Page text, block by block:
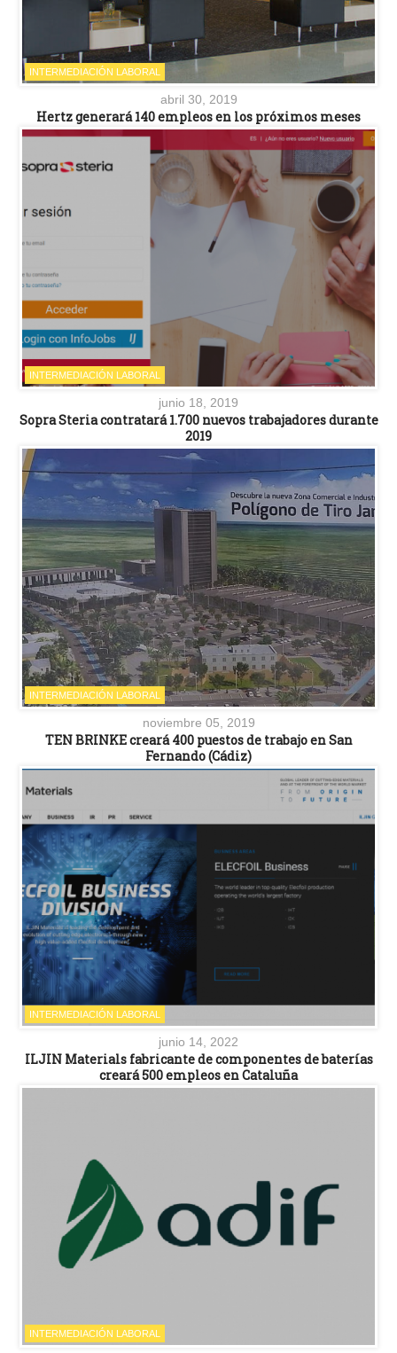
INTERMEDIACIÓN LABORAL
abril 30, 2019
Hertz generará 140 empleos en los próximos meses
INTERMEDIACIÓN LABORAL
junio 18, 2019
Sopra Steria contratará 1.700 nuevos trabajadores durante
2019
INTERMEDIACIÓN LABORAL
noviembre 05, 2019
TEN BRINKE creará 400 puestos de trabajo en San
Fernando (Cádiz)
INTERMEDIACIÓN LABORAL
junio 14, 2022
ILJIN Materials fabricante de componentes de baterías
creará 500 empleos en Cataluña
INTERMEDIACIÓN LABORAL